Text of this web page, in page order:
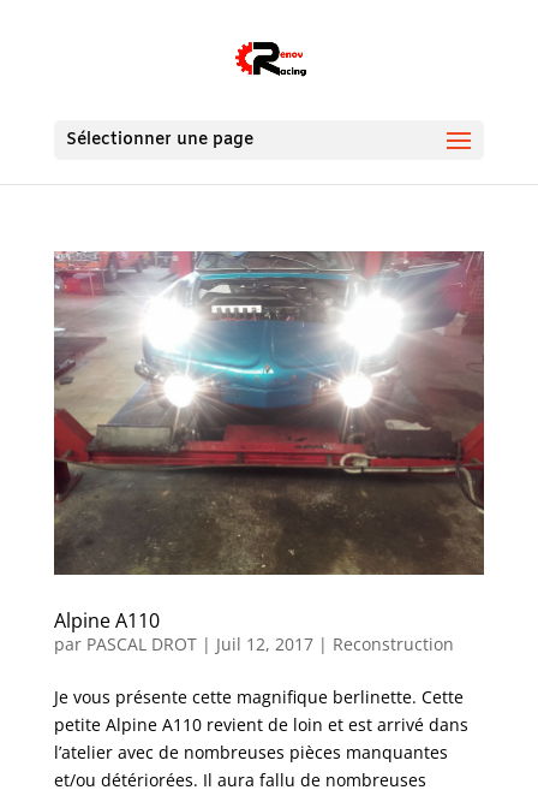
Sélectionner une page
Alpine A110
par PASCAL DROT| Juil 12, 2017| Reconstruction
Je vous présente cette magnifique berlinette. Cette
petite Alpine A110 revient de loin et est arrivé dans
l’atelier avec de nombreuses pièces manquantes
et/ou détériorées. Il aura fallu de nombreuses